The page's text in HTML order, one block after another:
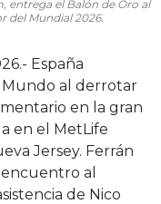
entrega el Balón de Oro al
del Mundial 2026.
España
Mundo al derrotar
en la gran
en el MetLife
Jersey. Ferrán
al
de Nico